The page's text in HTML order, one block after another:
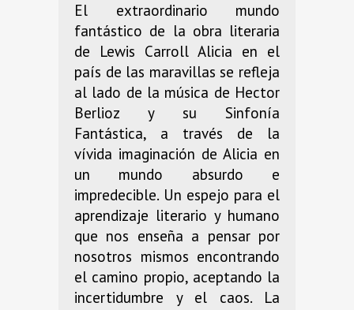
El extraordinario mundo
fantástico de la obra literaria
de Lewis Carroll Alicia en el
país de las maravillas se refleja
al lado de la música de Hector
Berlioz y su Sinfonía
Fantástica, a través de la
vívida imaginación de Alicia en
un mundo absurdo e
impredecible. Un espejo para el
aprendizaje literario y humano
que nos enseña a pensar por
nosotros mismos encontrando
el camino propio, aceptando la
incertidumbre y el caos. La